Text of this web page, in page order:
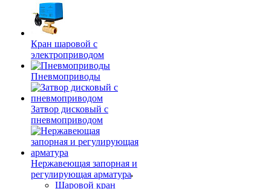
Кран шаровой с
электроприводом
Пневмоприводы
Затвор дисковый с
пневмоприводом
Нержавеющая запорная и
регулирующая арматура
Шаровой кран